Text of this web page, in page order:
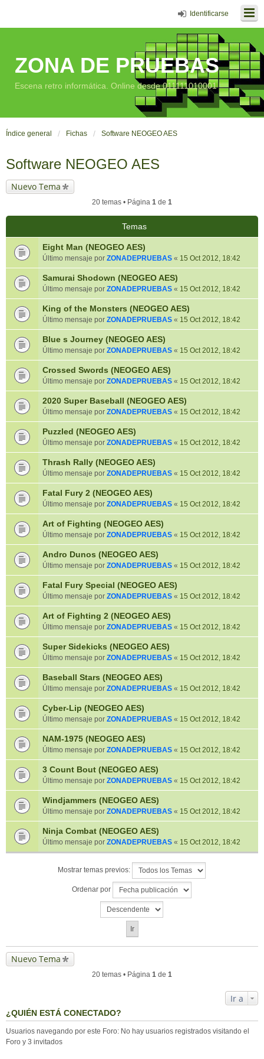
Identificarse
ZONA DE PRUEBAS
Escena retro informática. Online desde 011111010001
Índice general Fichas Software NEOGEO AES
Software NEOGEO AES
Nuevo Tema
20 temas • Página 1 de 1
Temas
Eight Man (NEOGEO AES)
Último mensaje por ZONADEPRUEBAS « 15 Oct 2012, 18:42
Samurai Shodown (NEOGEO AES)
Último mensaje por ZONADEPRUEBAS « 15 Oct 2012, 18:42
King of the Monsters (NEOGEO AES)
Último mensaje por ZONADEPRUEBAS « 15 Oct 2012, 18:42
Blue s Journey (NEOGEO AES)
Último mensaje por ZONADEPRUEBAS « 15 Oct 2012, 18:42
Crossed Swords (NEOGEO AES)
Último mensaje por ZONADEPRUEBAS « 15 Oct 2012, 18:42
2020 Super Baseball (NEOGEO AES)
Último mensaje por ZONADEPRUEBAS « 15 Oct 2012, 18:42
Puzzled (NEOGEO AES)
Último mensaje por ZONADEPRUEBAS « 15 Oct 2012, 18:42
Thrash Rally (NEOGEO AES)
Último mensaje por ZONADEPRUEBAS « 15 Oct 2012, 18:42
Fatal Fury 2 (NEOGEO AES)
Último mensaje por ZONADEPRUEBAS « 15 Oct 2012, 18:42
Art of Fighting (NEOGEO AES)
Último mensaje por ZONADEPRUEBAS « 15 Oct 2012, 18:42
Andro Dunos (NEOGEO AES)
Último mensaje por ZONADEPRUEBAS « 15 Oct 2012, 18:42
Fatal Fury Special (NEOGEO AES)
Último mensaje por ZONADEPRUEBAS « 15 Oct 2012, 18:42
Art of Fighting 2 (NEOGEO AES)
Último mensaje por ZONADEPRUEBAS « 15 Oct 2012, 18:42
Super Sidekicks (NEOGEO AES)
Último mensaje por ZONADEPRUEBAS « 15 Oct 2012, 18:42
Baseball Stars (NEOGEO AES)
Último mensaje por ZONADEPRUEBAS « 15 Oct 2012, 18:42
Cyber-Lip (NEOGEO AES)
Último mensaje por ZONADEPRUEBAS « 15 Oct 2012, 18:42
NAM-1975 (NEOGEO AES)
Último mensaje por ZONADEPRUEBAS « 15 Oct 2012, 18:42
3 Count Bout (NEOGEO AES)
Último mensaje por ZONADEPRUEBAS « 15 Oct 2012, 18:42
Windjammers (NEOGEO AES)
Último mensaje por ZONADEPRUEBAS « 15 Oct 2012, 18:42
Ninja Combat (NEOGEO AES)
Último mensaje por ZONADEPRUEBAS « 15 Oct 2012, 18:42
Mostrar temas previos:
Ordenar por
Nuevo Tema
20 temas • Página 1 de 1
Ir a
¿QUIÉN ESTÁ CONECTADO?
Usuarios navegando por este Foro: No hay usuarios registrados visitando el
Foro y 3 invitados